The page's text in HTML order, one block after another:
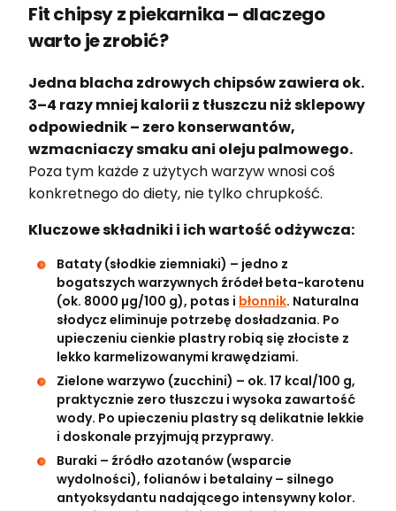
Fit chipsy z piekarnika – dlaczego
warto je zrobić?
Jedna blacha zdrowych chipsów zawiera ok.
3–4 razy mniej kalorii z tłuszczu niż sklepowy
odpowiednik – zero konserwantów,
wzmacniaczy smaku ani oleju palmowego.
Poza tym każde z użytych warzyw wnosi coś
konkretnego do diety, nie tylko chrupkość.
Kluczowe składniki i ich wartość odżywcza:
Bataty (słodkie ziemniaki) – jedno z
bogatszych warzywnych źródeł beta-karotenu
(ok. 8000 µg/100 g), potas i błonnik. Naturalna
słodycz eliminuje potrzebę dosładzania. Po
upieczeniu cienkie plastry robią się złociste z
lekko karmelizowanymi krawędziami.
Zielone warzywo (zucchini) – ok. 17 kcal/100 g,
praktycznie zero tłuszczu i wysoka zawartość
wody. Po upieczeniu plastry są delikatnie lekkie
i doskonale przyjmują przyprawy.
Buraki – źródło azotanów (wsparcie
wydolności), folianów i betalainy – silnego
antyoksydantu nadającego intensywny kolor.